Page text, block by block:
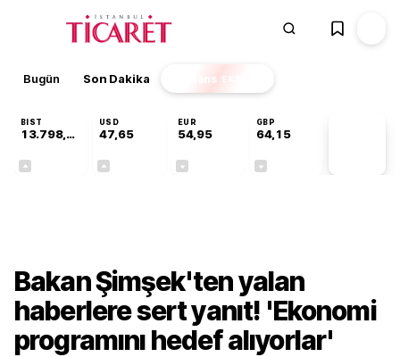
Bugün Son Dakika Finans EKSTRA
BIST
13.798,82
USD
47,65
EUR
54,95
GBP
64,15
Bakan Şimşek'ten yalan
haberlere sert yanıt! 'Ekonomi
programını hedef alıyorlar'